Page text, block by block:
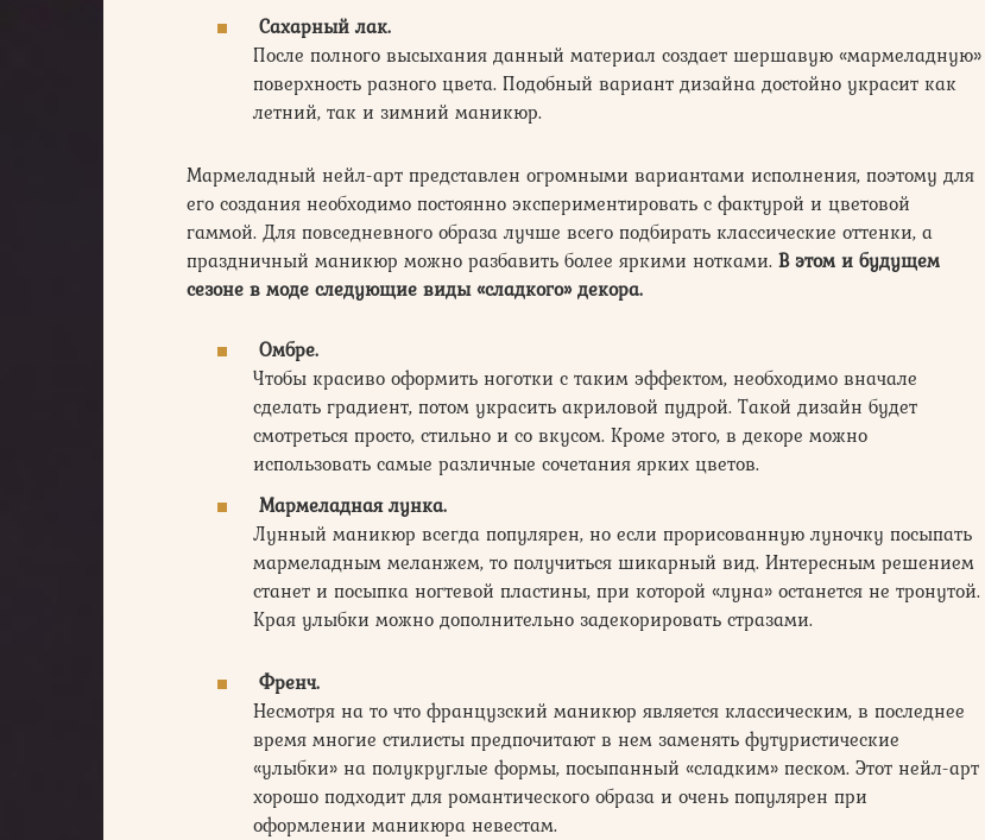
Сахарный лак.
После полного высыхания данный материал создает шершавую «мармеладную»
поверхность разного цвета. Подобный вариант дизайна достойно украсит как
летний, так и зимний маникюр.
Мармеладный нейл-арт представлен огромными вариантами исполнения, поэтому для
его создания необходимо постоянно экспериментировать с фактурой и цветовой
гаммой. Для повседневного образа лучше всего подбирать классические оттенки, а
праздничный маникюр можно разбавить более яркими нотками. В этом и будущем
сезоне в моде следующие виды «сладкого» декора.
Омбре.
Чтобы красиво оформить ноготки с таким эффектом, необходимо вначале
сделать градиент, потом украсить акриловой пудрой. Такой дизайн будет
смотреться просто, стильно и со вкусом. Кроме этого, в декоре можно
использовать самые различные сочетания ярких цветов.
Мармеладная лунка.
Лунный маникюр всегда популярен, но если прорисованную луночку посыпать
мармеладным меланжем, то получиться шикарный вид. Интересным решением
станет и посыпка ногтевой пластины, при которой «луна» останется не тронутой.
Края улыбки можно дополнительно задекорировать стразами.
Френч.
Несмотря на то что французский маникюр является классическим, в последнее
время многие стилисты предпочитают в нем заменять футуристические
«улыбки» на полукруглые формы, посыпанный «сладким» песком. Этот нейл-арт
хорошо подходит для романтического образа и очень популярен при
оформлении маникюра невестам.